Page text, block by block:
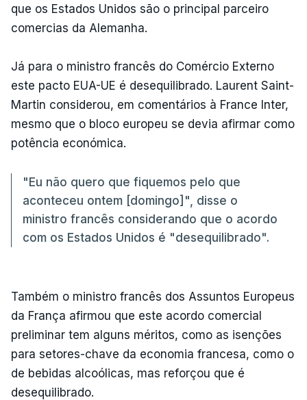
que os Estados Unidos são o principal parceiro
comercias da Alemanha.
Já para o ministro francês do Comércio Externo
este pacto EUA-UE é desequilibrado. Laurent Saint-
Martin considerou, em comentários à France Inter,
mesmo que o bloco europeu se devia afirmar como
potência económica.
"Eu não quero que fiquemos pelo que
aconteceu ontem [domingo]", disse o
ministro francês considerando que o acordo
com os Estados Unidos é "desequilibrado".
Também o ministro francês dos Assuntos Europeus
da França afirmou que este acordo comercial
preliminar tem alguns méritos, como as isenções
para setores-chave da economia francesa, como o
de bebidas alcoólicas, mas reforçou que é
desequilibrado.